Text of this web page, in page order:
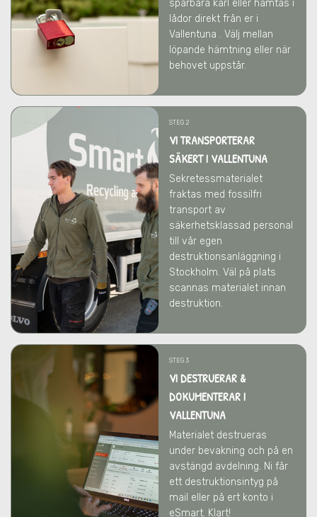
spårbara kärl eller hämtas i
lådor direkt från er i
Vallentuna . Välj mellan
löpande hämtning eller när
behovet uppstår.
STEG 2
VI TRANSPORTERAR
SÄKERT I VALLENTUNA
Sekretessmaterialet
fraktas med fossilfri
transport av
säkerhetsklassad personal
till vår egen
destruktionsanläggning i
Stockholm. Väl på plats
scannas materialet innan
destruktion.
STEG 3
VI DESTRUERAR &
DOKUMENTERAR I
VALLENTUNA
Materialet destrueras
under bevakning och på en
avstängd avdelning. Ni får
ett destruktionsintyg på
mail eller på ert konto i
eSmart. Klart!